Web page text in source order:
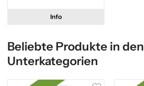
Info
Beliebte Produkte in den
Unterkategorien